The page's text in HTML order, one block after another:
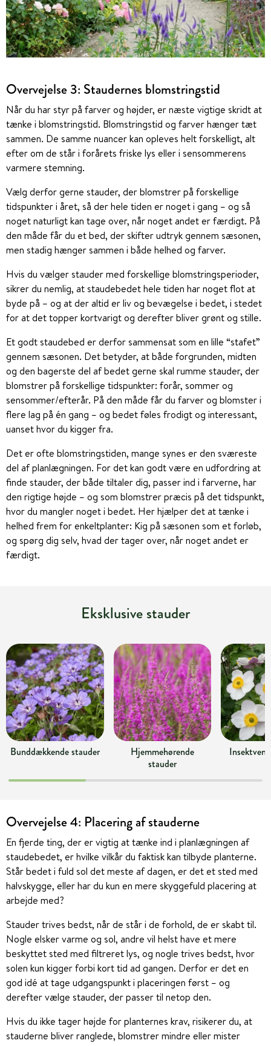
Overvejelse 3: Staudernes blomstringstid
Når du har styr på farver og højder, er næste vigtige skridt at
tænke i blomstringstid. Blomstringstid og farver hænger tæt
sammen. De samme nuancer kan opleves helt forskelligt, alt
efter om de står i forårets friske lys eller i sensommerens
varmere stemning.
Vælg derfor gerne stauder, der blomstrer på forskellige
tidspunkter i året, så der hele tiden er noget i gang – og så
noget naturligt kan tage over, når noget andet er færdigt. På
den måde får du et bed, der skifter udtryk gennem sæsonen,
men stadig hænger sammen i både helhed og farver.
Hvis du vælger stauder med forskellige blomstringsperioder,
sikrer du nemlig, at staudebedet hele tiden har noget flot at
byde på – og at der altid er liv og bevægelse i bedet, i stedet
for at det topper kortvarigt og derefter bliver grønt og stille.
Et godt staudebed er derfor sammensat som en lille “stafet”
gennem sæsonen. Det betyder, at både forgrunden, midten
og den bagerste del af bedet gerne skal rumme stauder, der
blomstrer på forskellige tidspunkter: forår, sommer og
sensommer/efterår. På den måde får du farver og blomster i
flere lag på én gang – og bedet føles frodigt og interessant,
uanset hvor du kigger fra.
Det er ofte blomstringstiden, mange synes er den sværeste
del af planlægningen. For det kan godt være en udfordring at
finde stauder, der både tiltaler dig, passer ind i farverne, har
den rigtige højde – og som blomstrer præcis på det tidspunkt,
hvor du mangler noget i bedet. Her hjælper det at tænke i
helhed frem for enkeltplanter: Kig på sæsonen som et forløb,
og spørg dig selv, hvad der tager over, når noget andet er
færdigt.
Eksklusive stauder
Bunddækkende stauder
Hjemmehørende
stauder
Overvejelse 4: Placering af stauderne
En fjerde ting, der er vigtig at tænke ind i planlægningen af
staudebedet, er hvilke vilkår du faktisk kan tilbyde planterne.
Står bedet i fuld sol det meste af dagen, er det et sted med
halvskygge, eller har du kun en mere skyggefuld placering at
arbejde med?
Stauder trives bedst, når de står i de forhold, de er skabt til.
Nogle elsker varme og sol, andre vil helst have et mere
beskyttet sted med filtreret lys, og nogle trives bedst, hvor
solen kun kigger forbi kort tid ad gangen. Derfor er det en
god idé at tage udgangspunkt i placeringen først – og
derefter vælge stauder, der passer til netop den.
Hvis du ikke tager højde for planternes krav, risikerer du, at
stauderne bliver ranglede, blomstrer mindre eller mister